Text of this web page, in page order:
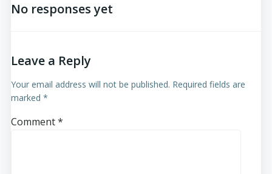
No responses yet
Leave a Reply
Your email address will not be published. Required fields are
marked *
Comment*